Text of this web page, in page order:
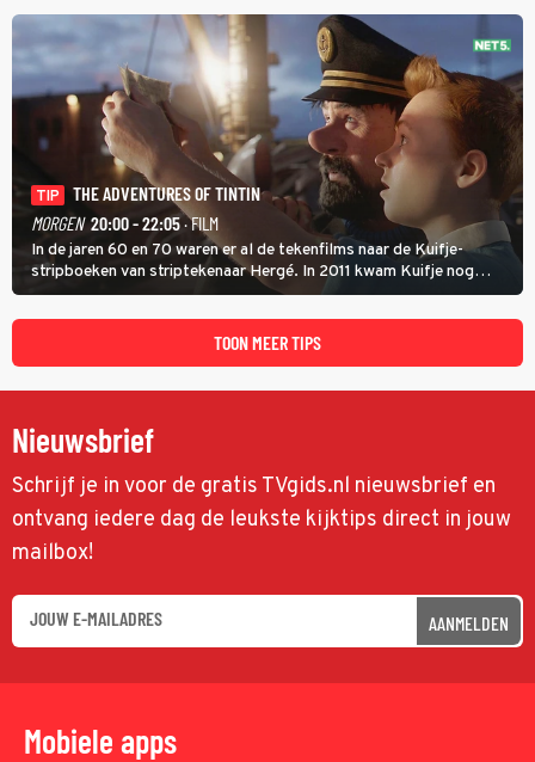
TIP
THE ADVENTURES OF TINTIN
MORGEN 20:00 - 22:05· FILM
In de jaren 60 en 70 waren er al de tekenfilms naar de Kuifje-
stripboeken van striptekenaar Hergé. In 2011 kwam Kuifje nog
meer tot leven in The Adventures of Tintin van Steven Spielberg.
TOON MEER TIPS
Nieuwsbrief
Schrijf je in voor de gratis TVgids.nl nieuwsbrief en
ontvang iedere dag de leukste kijktips direct in jouw
mailbox!
AANMELDEN
Mobiele apps